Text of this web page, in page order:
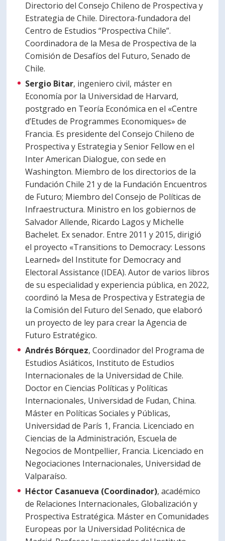
Directorio del Consejo Chileno de Prospectiva y
Estrategia de Chile. Directora-fundadora del
Centro de Estudios “Prospectiva Chile”.
Coordinadora de la Mesa de Prospectiva de la
Comisión de Desafíos del Futuro, Senado de
Chile.
Sergio Bitar, ingeniero civil, máster en
Economía por la Universidad de Harvard,
postgrado en Teoría Económica en el «Centre
d’Etudes de Programmes Economiques» de
Francia. Es presidente del Consejo Chileno de
Prospectiva y Estrategia y Senior Fellow en el
Inter American Dialogue, con sede en
Washington. Miembro de los directorios de la
Fundación Chile 21 y de la Fundación Encuentros
de Futuro; Miembro del Consejo de Políticas de
Infraestructura. Ministro en los gobiernos de
Salvador Allende, Ricardo Lagos y Michelle
Bachelet. Ex senador. Entre 2011 y 2015, dirigió
el proyecto «Transitions to Democracy: Lessons
Learned» del Institute for Democracy and
Electoral Assistance (IDEA). Autor de varios libros
de su especialidad y experiencia pública, en 2022,
coordinó la Mesa de Prospectiva y Estrategia de
la Comisión del Futuro del Senado, que elaboró
un proyecto de ley para crear la Agencia de
Futuro Estratégico.
Andrés Bórquez, Coordinador del Programa de
Estudios Asiáticos, Instituto de Estudios
Internacionales de la Universidad de Chile.
Doctor en Ciencias Políticas y Políticas
Internacionales, Universidad de Fudan, China.
Máster en Políticas Sociales y Públicas,
Universidad de París 1, Francia. Licenciado en
Ciencias de la Administración, Escuela de
Negocios de Montpellier, Francia. Licenciado en
Negociaciones Internacionales, Universidad de
Valparaíso.
Héctor Casanueva (Coordinador), académico
de Relaciones Internacionales, Globalización y
Prospectiva Estratégica. Máster en Comunidades
Europeas por la Universidad Politécnica de